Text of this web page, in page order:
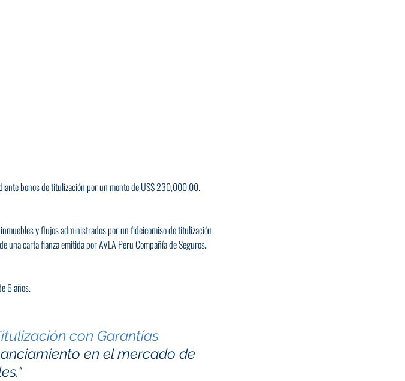
bonos de titulización por un monto de US$ 230,000.00.
y flujos administrados por un fideicomiso de titulización
una carta fianza emitida por AVLA Peru Compañía de Seguros.
6 años.
con Garantías
en el mercado de